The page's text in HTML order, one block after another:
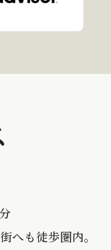
へも徒歩圏内。